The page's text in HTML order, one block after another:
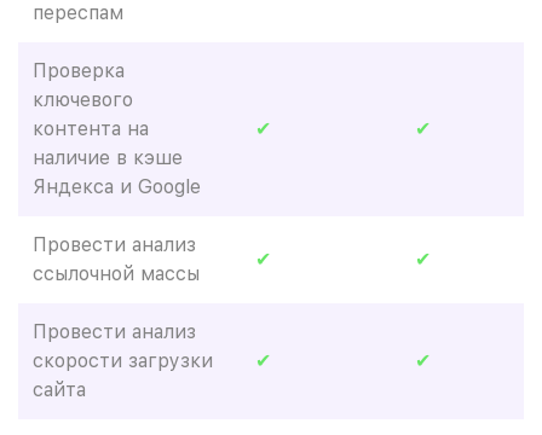
переспам
Проверка
ключевого
контента на
наличие в кэше
Яндекса и Google
✔ ✔
Провести анализ
ссылочной массы
✔ ✔
Провести анализ
скорости загрузки
сайта
✔ ✔